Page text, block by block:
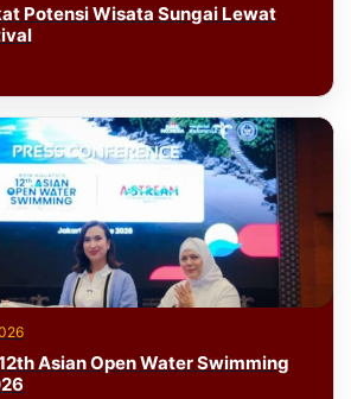
Potensi Wisata Sungai Lewat
Asian Open Water Swimming